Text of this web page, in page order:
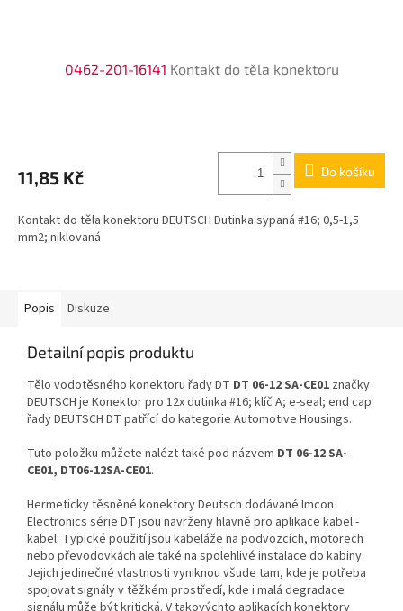
0462-201-16141 Kontakt do těla konektoru
11,85 Kč Do košíku
Kontakt do těla konektoru DEUTSCH Dutinka sypaná #16; 0,5-1,5
mm2; niklovaná
Popis Diskuze
Detailní popis produktu
Tělo vodotěsného konektoru řady DT DT 06-12 SA-CE01 značky
DEUTSCH je Konektor pro 12x dutinka #16; klíč A; e-seal; end cap
řady DEUTSCH DT patřící do kategorie Automotive Housings.
Tuto položku můžete nalézt také pod názvem DT 06-12 SA-
CE01, DT06-12SA-CE01.
Hermeticky těsněné konektory Deutsch dodávané Imcon
Electronics série DT jsou navrženy hlavně pro aplikace kabel -
kabel. Typické použití jsou kabeláže na podvozcích, motorech
nebo převodovkách ale také na spolehlivé instalace do kabiny.
Jejich jedinečné vlastnosti vyniknou všude tam, kde je potřeba
spojovat signály v těžkém prostředí, kde i malá degradace
signálu může být kritická. V takovýchto aplikacích konektory